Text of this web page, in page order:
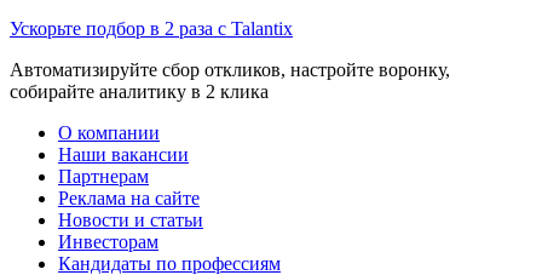
Ускорьте подбор в 2 раза с Talantix
Автоматизируйте сбор откликов, настройте воронку,
собирайте аналитику в 2 клика
О компании
Наши вакансии
Партнерам
Реклама на сайте
Новости и статьи
Инвесторам
Кандидаты по профессиям